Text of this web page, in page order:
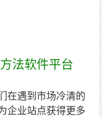
法软件平台
在遇到市场冷清的
企业站点获得更多